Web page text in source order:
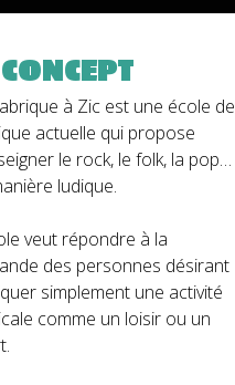
à Zic est une école de
actuelle qui propose
le rock, le folk, la pop…
ludique.
veut répondre à la
des personnes désirant
simplement une activité
comme un loisir ou un